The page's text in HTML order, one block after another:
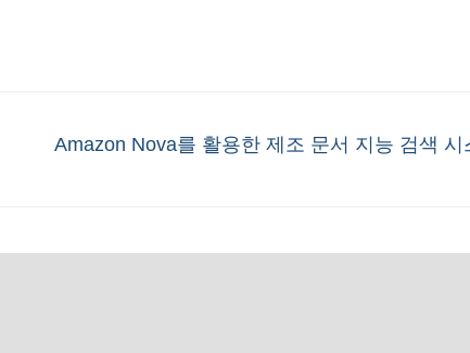
Next
Amazon Nova를 활용한 제조 문서 지능 검색 시